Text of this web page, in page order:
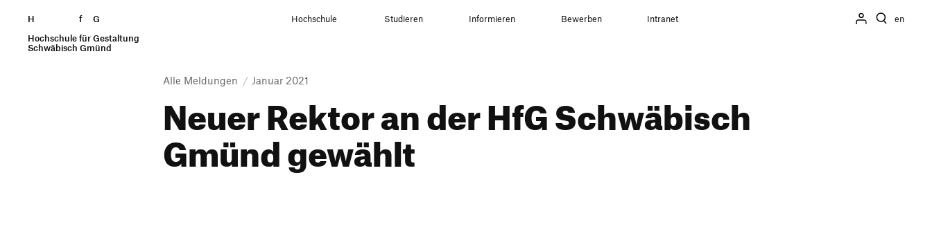
H f
G
Hochschule für Gestaltung
Schwäbisch Gmünd
Zum Seiteninhalt springen Hochschule Studieren Informieren Bewerben Intranet en
Alle Meldungen Januar 2021
Neuer Rektor an der HfG Schwä­bisch
Gmünd gewählt